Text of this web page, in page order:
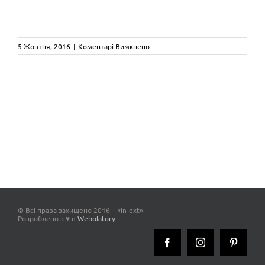
5 Жовтня, 2016 | Коментарі Вимкненодо
fede
© Всі права захищено 2016 – «in-ext».
Розроблено з ♥ в Webolatory